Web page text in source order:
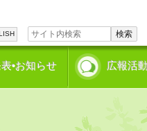
検索
•お知らせ 広報活動